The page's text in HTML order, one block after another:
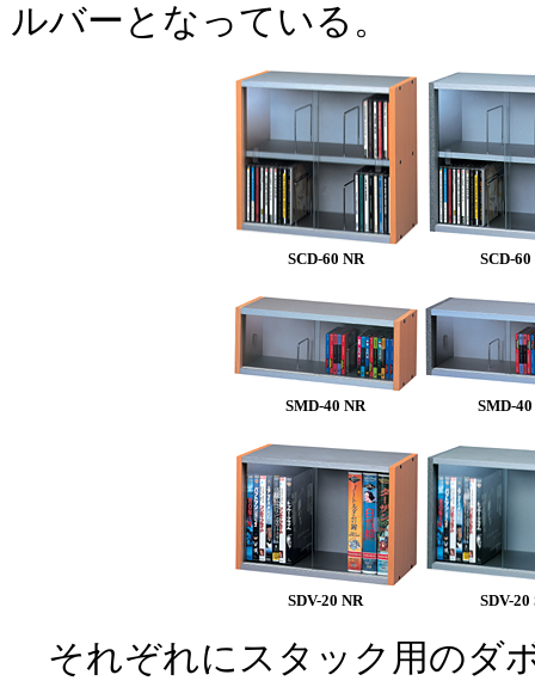
ルバーとなっている。
SCD-60 NR SCD-60
SMD-40 NR SMD-
SDV-20 NR SDV-20
それぞれにスタック用のダ